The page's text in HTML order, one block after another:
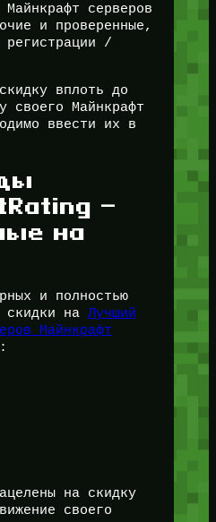
Майнкрафт серверов
и проверенные,
регистрации /
вплоть до
своего Майнкрафт
ввести их в
—
на
и полностью
скидки на Лучший
Майнкрафт
:
на скидку
своего